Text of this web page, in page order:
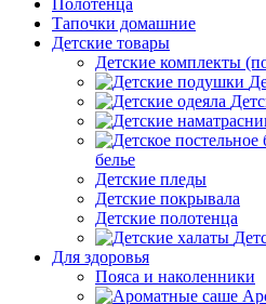
Полотенца
Тапочки домашние
Детские товары
Детские комплекты
белье
Детские пледы
Детские покрывала
Детские полотенца
Для здоровья
Пояса и наколенники